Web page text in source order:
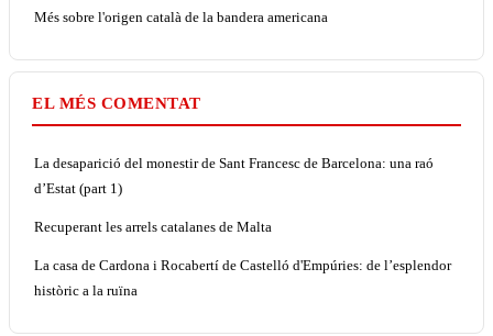
Més sobre l'origen català de la bandera americana
EL MÉS COMENTAT
La desaparició del monestir de Sant Francesc de Barcelona: una raó
d’Estat (part 1)
Recuperant les arrels catalanes de Malta
La casa de Cardona i Rocabertí de Castelló d'Empúries: de l’esplendor
històric a la ruïna